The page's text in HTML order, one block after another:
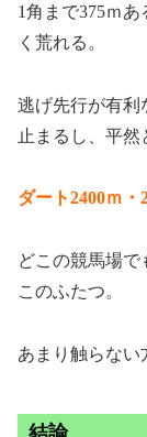
1角まで375ｍ
く荒れる。
逃げ先行が有利
止まるし、平然
ダート2400ｍ
どこの競馬場
このふたつ。
あまり触らない